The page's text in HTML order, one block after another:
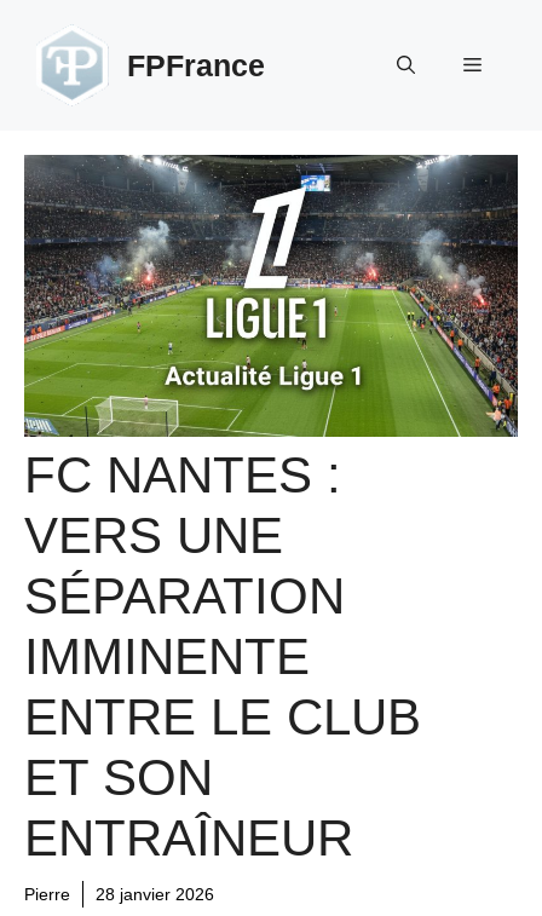
contenu
FPFrance Menu
FC NANTES :
VERS UNE
SÉPARATION
IMMINENTE
ENTRE LE CLUB
ET SON
ENTRAÎNEUR
Pierre 28 janvier 2026